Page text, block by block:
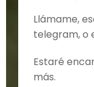
Llámame,
telegram, o
Estaré
más.